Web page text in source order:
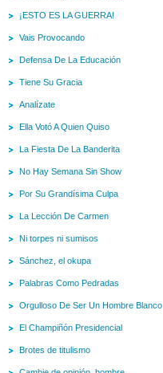
¡ESTO ES LA GUERRA!
Vais Provocando
Defensa De La Educación
Tiene Su Gracia
Analízate
Ella Votó A Quien Quiso
La Fiesta De La Banderita
No Hay Semana Sin Show
Por Su Grandísima Culpa
La Lección De Carmen
Ni torpes ni sumisos
Sánchez, el okupa
Palabras Como Pedradas
Orgulloso De Ser Un Hombre Blanco
El Champiñón Presidencial
Brotes de titulismo